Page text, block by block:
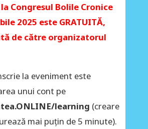
Congresul Bolile Cronice
2025 este GRATUITĂ,
de către organizatorul
la eveniment este
unui cont pe
learning (creare
mai puțin de 5 minute).